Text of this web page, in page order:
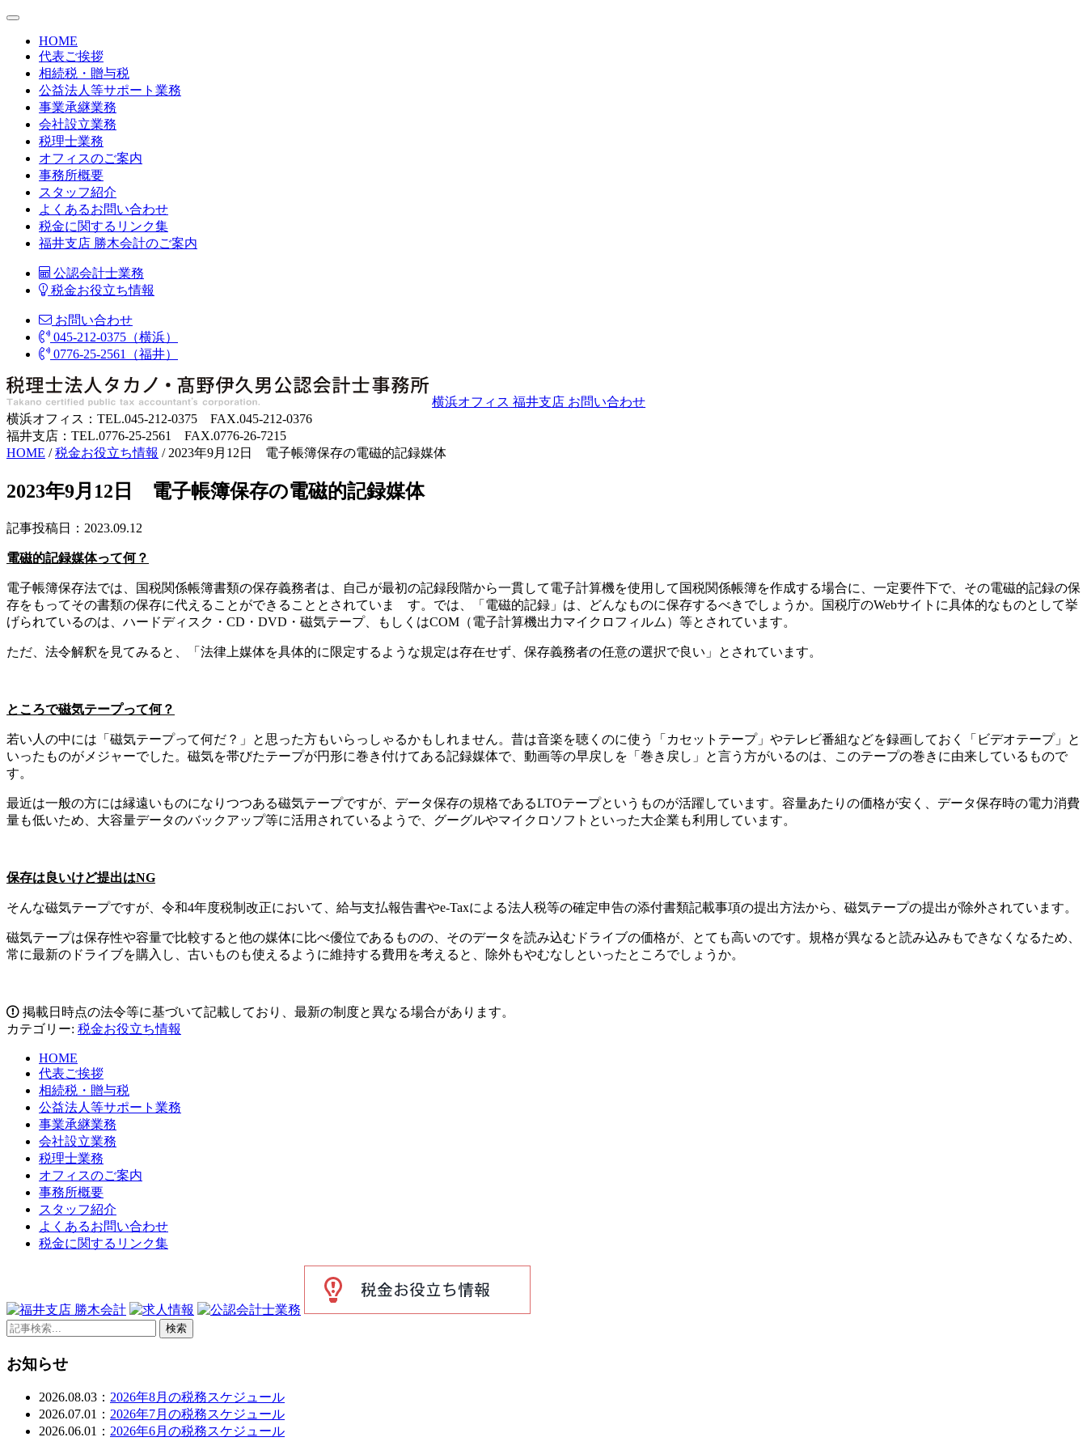
HOME
代表ご挨拶
相続税・贈与税
公益法人等サポート業務
事業承継業務
会社設立業務
税理士業務
オフィスのご案内
事務所概要
スタッフ紹介
よくあるお問い合わせ
税金に関するリンク集
福井支店 勝木会計のご案内
公認会計士業務
税金お役立ち情報
お問い合わせ
045-212-0375（横浜）
0776-25-2561（福井）
横浜オフィス 福井支店 お問い合わせ
横浜オフィス：TEL.045-212-0375 FAX.045-212-0376
福井支店：TEL.0776-25-2561 FAX.0776-26-7215
HOME /税金お役立ち情報 / 2023年9月12日 電子帳簿保存の電磁的記録媒体
2023年9月12日 電子帳簿保存の電磁的記録媒体
記事投稿日：2023.09.12
電磁的記録媒体って何？
電子帳簿保存法では、国税関係帳簿書類の保存義務者は、自己が最初の記録段階から一貫して電子計算機を使用して国税関係帳簿を作成する場合に、一定要件下で、その電磁的記録の保
存をもってその書類の保存に代えることができることとされていま す。では、「電磁的記録」は、どんなものに保存するべきでしょうか。国税庁のWebサイトに具体的なものとして挙
げられているのは、ハードディスク・CD・DVD・磁気テープ、もしくはCOM（電子計算機出力マイクロフィルム）等とされています。
ただ、法令解釈を見てみると、「法律上媒体を具体的に限定するような規定は存在せず、保存義務者の任意の選択で良い」とされています。
ところで磁気テープって何？
若い人の中には「磁気テープって何だ？」と思った方もいらっしゃるかもしれません。昔は音楽を聴くのに使う「カセットテープ」やテレビ番組などを録画しておく「ビデオテープ」と
いったものがメジャーでした。磁気を帯びたテープが円形に巻き付けてある記録媒体で、動画等の早戻しを「巻き戻し」と言う方がいるのは、このテープの巻きに由来しているもので
す。
最近は一般の方には縁遠いものになりつつある磁気テープですが、データ保存の規格であるLTOテープというものが活躍しています。容量あたりの価格が安く、データ保存時の電力消費
量も低いため、大容量データのバックアップ等に活用されているようで、グーグルやマイクロソフトといった大企業も利用しています。
保存は良いけど提出はNG
そんな磁気テープですが、令和4年度税制改正において、給与支払報告書やe-Taxによる法人税等の確定申告の添付書類記載事項の提出方法から、磁気テープの提出が除外されています。
磁気テープは保存性や容量で比較すると他の媒体に比べ優位であるものの、そのデータを読み込むドライブの価格が、とても高いのです。規格が異なると読み込みもできなくなるため、
常に最新のドライブを購入し、古いものも使えるように維持する費用を考えると、除外もやむなしといったところでしょうか。
掲載日時点の法令等に基づいて記載しており、最新の制度と異なる場合があります。
カテゴリー: 税金お役立ち情報
HOME
代表ご挨拶
相続税・贈与税
公益法人等サポート業務
事業承継業務
会社設立業務
税理士業務
オフィスのご案内
事務所概要
スタッフ紹介
よくあるお問い合わせ
税金に関するリンク集
検索
お知らせ
2026.08.03： 2026年8月の税務スケジュール
2026.07.01： 2026年7月の税務スケジュール
2026.06.01： 2026年6月の税務スケジュール